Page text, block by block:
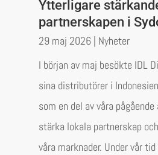
Ytterligare
partnerskapen i
29 maj 2026| Nyheter
I början av maj besökte IDL
sina distributörer i
som en del av våra
stärka lokala partnerskap
våra marknader. Under vår